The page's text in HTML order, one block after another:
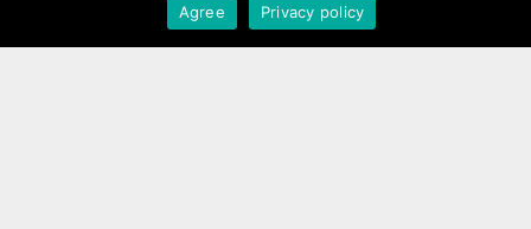
Agree
Privacy policy